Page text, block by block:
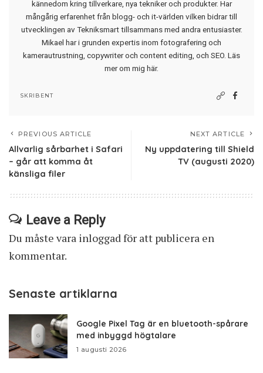
kännedom kring tillverkare, nya tekniker och produkter. Har
mångårig erfarenhet från blogg- och it-världen vilken bidrar till
utvecklingen av Tekniksmart tillsammans med andra entusiaster.
Mikael har i grunden expertis inom fotografering och
kamerautrustning, copywriter och content editing, och SEO. Läs
mer om mig här.
SKRIBENT
PREVIOUS ARTICLE
Allvarlig sårbarhet i Safari
– går att komma åt
känsliga filer
NEXT ARTICLE
Ny uppdatering till Shield
TV (augusti 2020)
Leave a Reply
Du måste vara inloggadför att publicera en
kommentar.
Senaste artiklarna
Google Pixel Tag är en bluetooth-spårare
med inbyggd högtalare
1 augusti 2026